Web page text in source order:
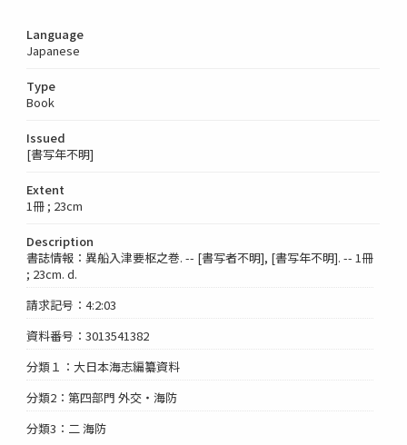
Language
Japanese
Type
Book
Issued
[書写年不明]
Extent
1冊 ; 23cm
Description
書誌情報：異船入津要枢之巻. -- [書写者不明], [書写年不明]. -- 1冊
; 23cm. d.
請求記号：4:2:03
資料番号：3013541382
分類１：大日本海志編纂資料
分類2：第四部門 外交・海防
分類3：二 海防